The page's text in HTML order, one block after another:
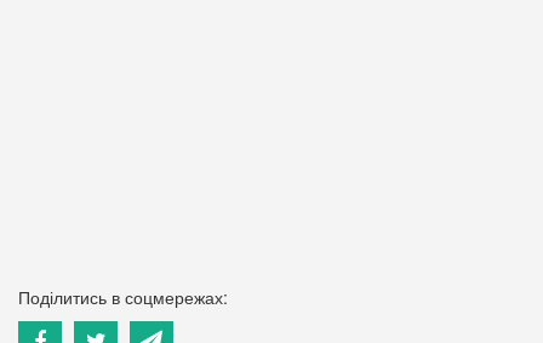
Поділитись в соцмережах: